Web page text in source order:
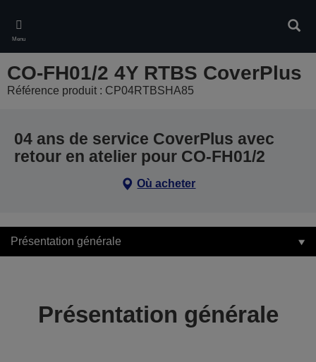
main
content
Menu
CO-FH01/2 4Y RTBS CoverPlus
Référence produit : CP04RTBSHA85
04 ans de service CoverPlus avec
retour en atelier pour CO-FH01/2
Où acheter
Présentation générale
Présentation générale